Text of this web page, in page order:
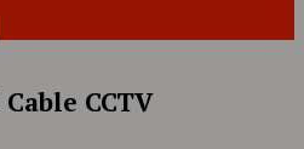
CCTV